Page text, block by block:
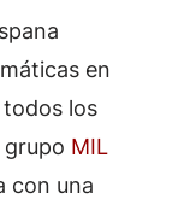
en
los
grupo MIL
con una